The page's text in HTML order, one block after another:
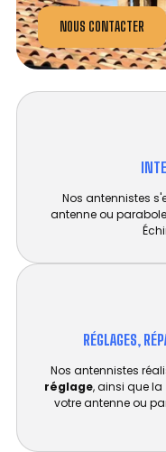
NOUS CONTACTER
Nos antennistes
antenne ou
RÉGLAGES,
Nos antennistes
réglage, ainsi que la
votre antenne ou